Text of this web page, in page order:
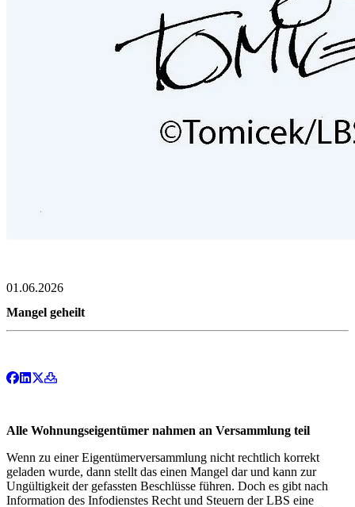
01.06.2026
Mangel geheilt
Alle Wohnungseigentümer nahmen an Versammlung teil
Wenn zu einer Eigentümerversammlung nicht rechtlich korrekt
geladen wurde, dann stellt das einen Mangel dar und kann zur
Ungültigkeit der gefassten Beschlüsse führen. Doch es gibt nach
Information des Infodienstes Recht und Steuern der LBS eine